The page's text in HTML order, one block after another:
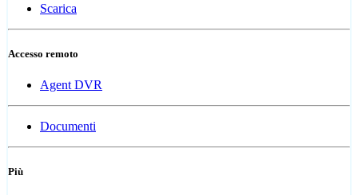
Scarica
Accesso remoto
Agent DVR
Documenti
Più